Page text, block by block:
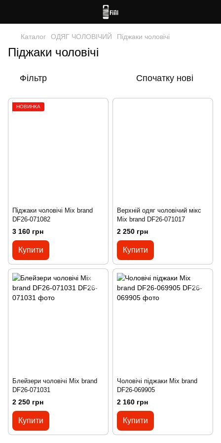
Каталог ОДЯГ ЧОЛОВІЧИЙ Піджаки чоловічі
Піджаки чоловічі
Фільтр Спочатку нові
НОВИНКА
Піджаки чоловічі Mix brand
DF26-071082
3 160 грн
Купити
Верхній одяг чоловічий мікс
Mix brand DF26-071017
2 250 грн
Купити
Блейзери чоловічі Mix brand
DF26-071031
2 250 грн
Купити
Чоловічі піджаки Mix brand
DF26-069905
2 160 грн
Купити